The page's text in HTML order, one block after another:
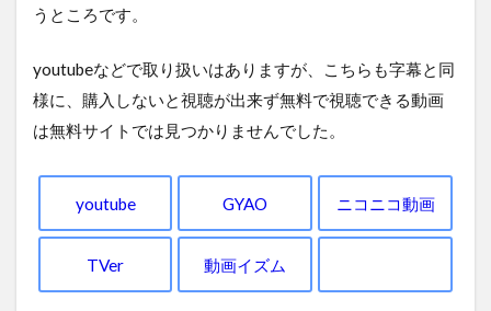
うところです。
youtubeなどで取り扱いはありますが、こちらも字幕と同
様に、購入しないと視聴が出来ず無料で視聴できる動画
は無料サイトでは見つかりませんでした。
youtube GYAO ニコニコ動画
TVer 動画イズム